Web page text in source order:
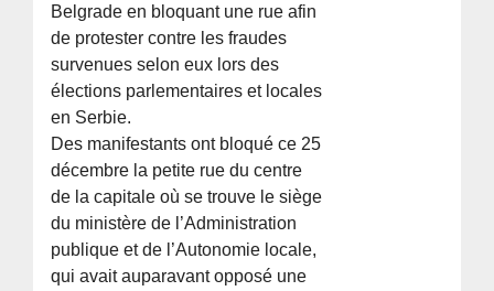
Belgrade en bloquant une rue afin
de protester contre les fraudes
survenues selon eux lors des
élections parlementaires et locales
en Serbie.
Des manifestants ont bloqué ce 25
décembre la petite rue du centre
de la capitale où se trouve le siège
du ministère de l’Administration
publique et de l’Autonomie locale,
qui avait auparavant opposé une